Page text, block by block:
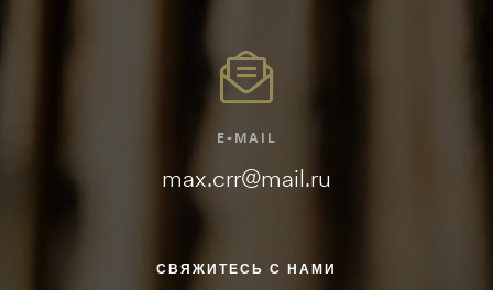
E-MAIL
max.crr@mail.ru
СВЯЖИТЕСЬ С НАМИ